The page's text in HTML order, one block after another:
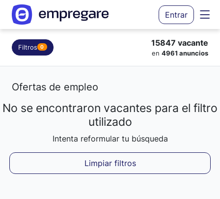
Entrar
Filtros 0 15847 vacante
en 4961 anuncios
Ofertas de empleo
Cargando resultados...
No se encontraron vacantes para el filtro
utilizado
Intenta reformular tu búsqueda
Limpiar filtros